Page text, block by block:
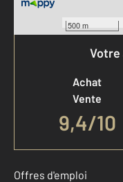
500 m
Votre
Achat
Vente
9,4/10
Offres d'emploi